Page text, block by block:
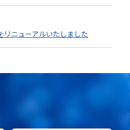
リニューアルいたしました